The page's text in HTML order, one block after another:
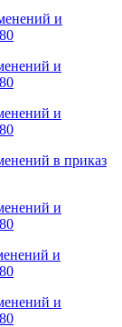
и
и
и
в приказ
и
и
и